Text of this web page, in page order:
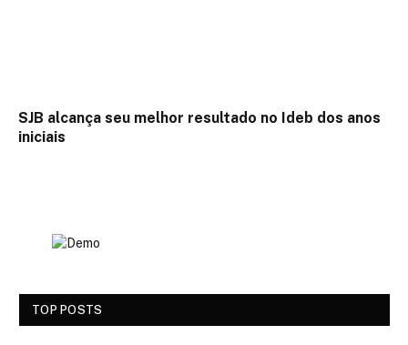
SJB alcança seu melhor resultado no Ideb dos anos
iniciais
TOP POSTS